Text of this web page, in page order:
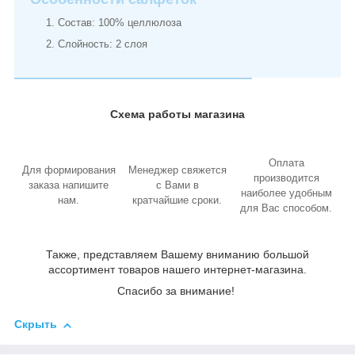
Cостав: 100% целлюлоза
Слойность: 2 слоя
Схема работы магазина
Для формирования
заказа напишите
нам.
Менеджер свяжется
с Вами в
кратчайшие сроки.
Оплата
производится
наиболее удобным
для Вас способом.
Также, представляем Вашему вниманию большой
ассортимент товаров нашего интернет-магазина.
Спасибо за внимание!
Скрыть